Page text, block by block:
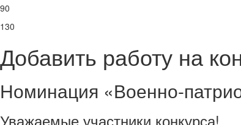
90
130
Добавить работу на
Номинация «Военно-
Уважаемые участники конкурса!